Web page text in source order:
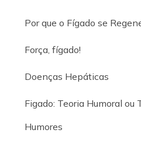
Por que o Fígado se
Força, fígado!
Doenças Hepáticas
Figado: Teoria Humoral ou
Humores